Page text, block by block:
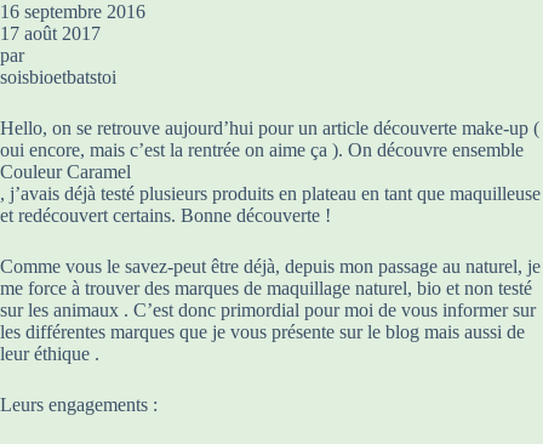
16 septembre 2016
17 août 2017
par
soisbioetbatstoi
Hello, on se retrouve aujourd’hui pour un article découverte make-up (
oui encore, mais c’est la rentrée on aime ça ). On découvre ensemble
Couleur Caramel
, j’avais déjà testé plusieurs produits en plateau en tant que maquilleuse
et redécouvert certains. Bonne découverte !
Comme vous le savez-peut être déjà, depuis mon passage au naturel, je
me force à trouver des marques de maquillage naturel, bio et non testé
sur les animaux . C’est donc primordial pour moi de vous informer sur
les différentes marques que je vous présente sur le blog mais aussi de
leur éthique .
Leurs engagements :